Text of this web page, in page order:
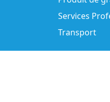
Services
Transport